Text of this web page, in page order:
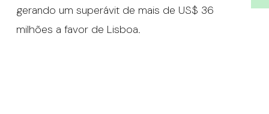
gerando um superávit de mais de US$ 36
milhões a favor de Lisboa.